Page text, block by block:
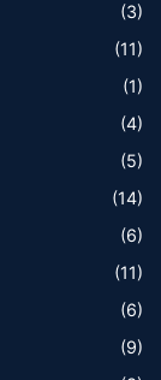
(3)
(11)
(1)
(4)
(5)
(14)
(6)
(11)
(6)
(9)